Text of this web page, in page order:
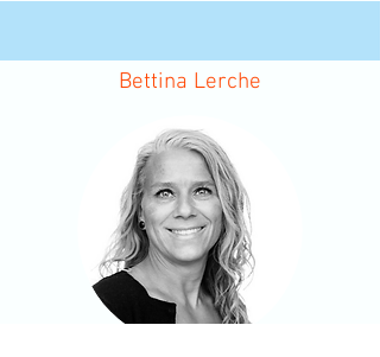
Bettina Lerche